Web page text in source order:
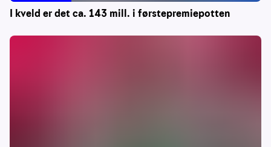
I kveld er det ca. 143 mill. i førstepremiepotten